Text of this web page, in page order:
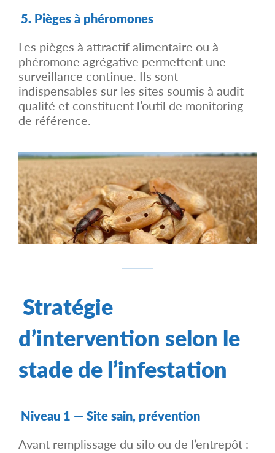
5. Pièges à phéromones
Les pièges à attractif alimentaire ou à
phéromone agrégative permettent une
surveillance continue. Ils sont
indispensables sur les sites soumis à audit
qualité et constituent l’outil de monitoring
de référence.
Stratégie
d’intervention selon le
stade de l’infestation
Niveau 1 — Site sain, prévention
Avant remplissage du silo ou de l’entrepôt :